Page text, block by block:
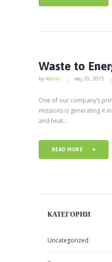
Waste to
by Admin мај 20, 2015
One of our company’s
missions is generating it
and heat...
READ MORE
КАТЕГОРИИ
Uncategorized